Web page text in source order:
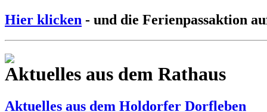
Hier klicken - und die Ferienpassaktion
Aktuelles aus dem Rathaus
Aktuelles aus dem Holdorfer Dorfleben